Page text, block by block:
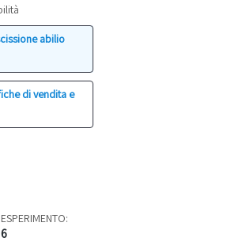
abilio
di vendita e
ESPERIMENTO:
6